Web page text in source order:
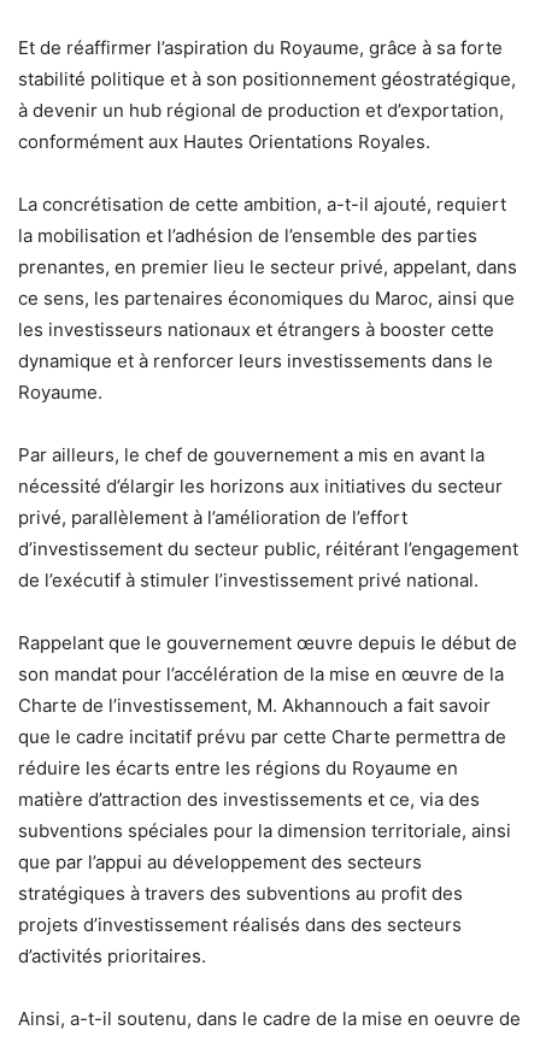
Et de réaffirmer l’aspiration du Royaume, grâce à sa forte
stabilité politique et à son positionnement géostratégique,
à devenir un hub régional de production et d’exportation,
conformément aux Hautes Orientations Royales.
La concrétisation de cette ambition, a-t-il ajouté, requiert
la mobilisation et l’adhésion de l’ensemble des parties
prenantes, en premier lieu le secteur privé, appelant, dans
ce sens, les partenaires économiques du Maroc, ainsi que
les investisseurs nationaux et étrangers à booster cette
dynamique et à renforcer leurs investissements dans le
Royaume.
Par ailleurs, le chef de gouvernement a mis en avant la
nécessité d’élargir les horizons aux initiatives du secteur
privé, parallèlement à l’amélioration de l’effort
d’investissement du secteur public, réitérant l’engagement
de l’exécutif à stimuler l’investissement privé national.
Rappelant que le gouvernement œuvre depuis le début de
son mandat pour l’accélération de la mise en œuvre de la
Charte de l’investissement, M. Akhannouch a fait savoir
que le cadre incitatif prévu par cette Charte permettra de
réduire les écarts entre les régions du Royaume en
matière d’attraction des investissements et ce, via des
subventions spéciales pour la dimension territoriale, ainsi
que par l’appui au développement des secteurs
stratégiques à travers des subventions au profit des
projets d’investissement réalisés dans des secteurs
d’activités prioritaires.
Ainsi, a-t-il soutenu, dans le cadre de la mise en oeuvre de